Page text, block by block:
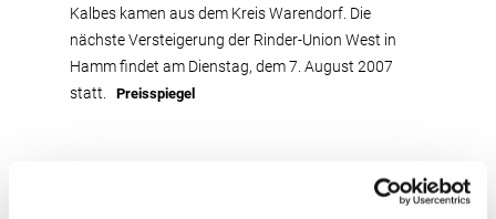
Kalbes kamen aus dem Kreis Warendorf. Die
nächste Versteigerung der Rinder-Union West in
Hamm findet am Dienstag, dem 7. August 2007
statt. Preisspiegel